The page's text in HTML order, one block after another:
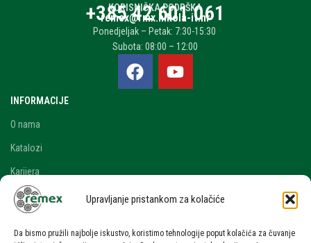
Upravljanje pristankom za kolačiće
Da bismo pružili najbolje iskustvo, koristimo tehnologije poput kolačića za čuvanje
KORISNIČKA PODRŠKA
+385 42 601 061
remex@rmx.nikola-it.hr
Ponedjeljak – Petak: 7:30-15:30
Subota: 08:00 – 12:00
INFORMACIJE
O nama
Katalozi
Karijera
Blog i novosti